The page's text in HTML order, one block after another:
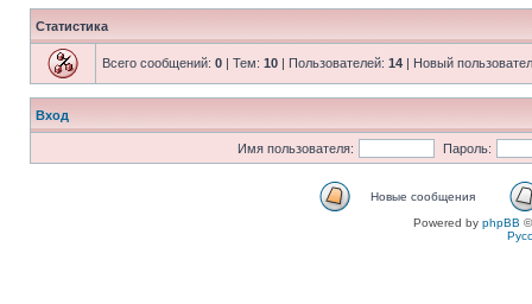
Статистика
Всего сообщений: 0 | Тем: 10 | Пользователей: 14 | Новый
Вход
Имя пользователя: Пароль:
Новые сообщения
Powered by phpBB